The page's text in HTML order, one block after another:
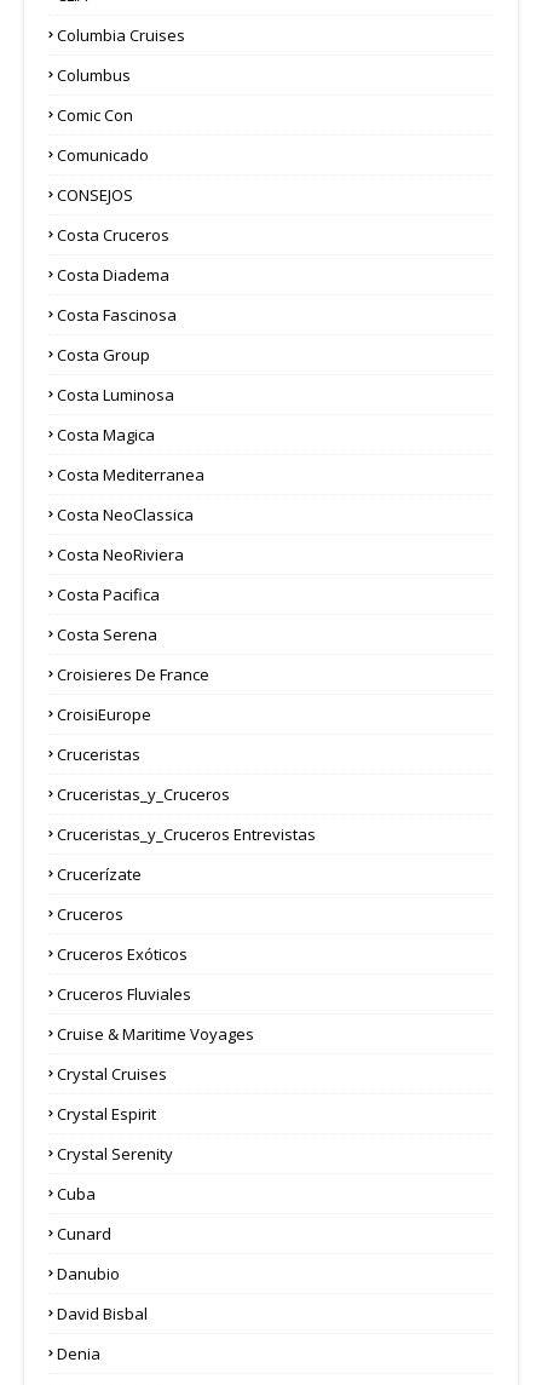
Columbia Cruises
Columbus
Comic Con
Comunicado
CONSEJOS
Costa Cruceros
Costa Diadema
Costa Fascinosa
Costa Group
Costa Luminosa
Costa Magica
Costa Mediterranea
Costa NeoClassica
Costa NeoRiviera
Costa Pacifica
Costa Serena
Croisieres De France
CroisiEurope
Cruceristas
Cruceristas_y_Cruceros
Cruceristas_y_Cruceros Entrevistas
Crucerízate
Cruceros
Cruceros Exóticos
Cruceros Fluviales
Cruise & Maritime Voyages
Crystal Cruises
Crystal Espirit
Crystal Serenity
Cuba
Cunard
Danubio
David Bisbal
Denia